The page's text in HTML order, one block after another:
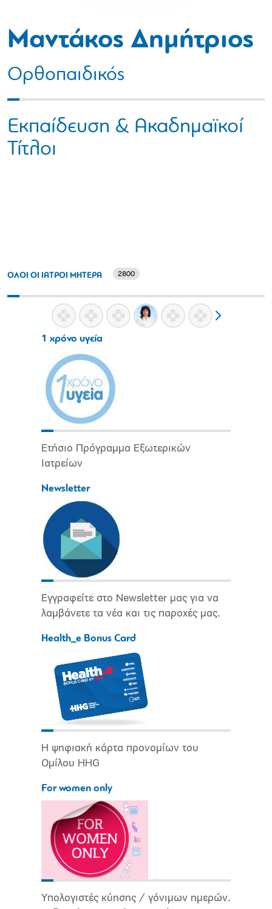
Μαντάκος Δημήτριος
Ορθοπαιδικός
Εκπαίδευση & Ακαδημαϊκοί
Τίτλοι
ΟΛΟΙ ΟΙ ΙΑΤΡΟΙ ΜΗΤΕΡΑ 2800
1 χρόνο υγεία
Ετήσιο Πρόγραμμα Εξωτερικών
Ιατρείων
Newsletter
Εγγραφείτε στο Newsletter μας για να
λαμβάνετε τα νέα και τις παροχές μας.
Health_e Bonus Card
Η ψηφιακή κάρτα προνομίων του
Ομίλου HHG
For women only
Υπολογιστές κύησης / γόνιμων ημερών.